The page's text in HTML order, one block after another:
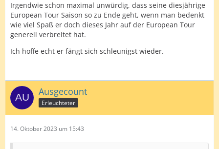
Irgendwie schon maximal unwürdig, dass seine diesjährige
European Tour Saison so zu Ende geht, wenn man bedenkt
wie viel Spaß er doch dieses Jahr auf der European Tour
generell verbreitet hat.
Ich hoffe echt er fängt sich schleunigst wieder.
Ausgecount
Erleuchteter
14. Oktober 2023 um 15:43